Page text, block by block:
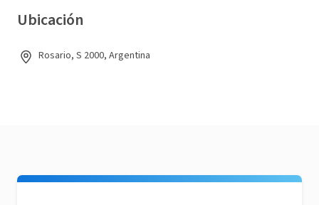
Ubicación
Rosario, S 2000, Argentina